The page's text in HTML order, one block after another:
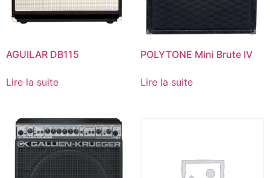
AGUILAR DB115
Lire la suite
POLYTONE Mini Brute IV
Lire la suite